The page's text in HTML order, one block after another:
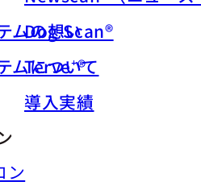
ムの想い
ムについて
Dog-Scan®
Terve⁺®
導入実績
ン